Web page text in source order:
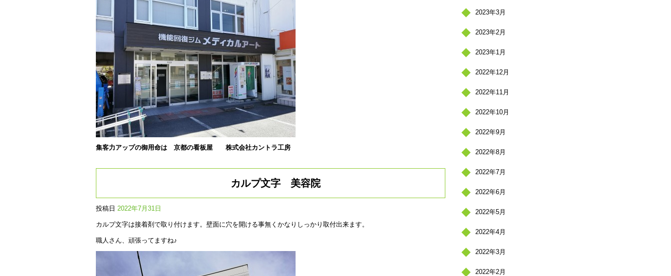
集客力アップの御用命は 京都の看板屋 株式会社カントラ工房
カルプ文字 美容院
投稿日 2022年7月31日
カルプ文字は接着剤で取り付けます。壁面に穴を開ける事無くかなりしっかり取付出来ます。
職人さん、頑張ってますね♪
2023年3月
2023年2月
2023年1月
2022年12月
2022年11月
2022年10月
2022年9月
2022年8月
2022年7月
2022年6月
2022年5月
2022年4月
2022年3月
2022年2月